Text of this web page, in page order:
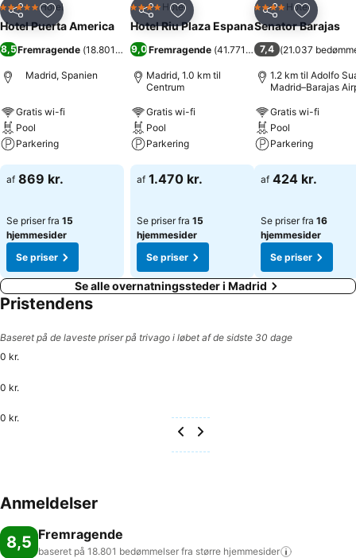
Del Føj til favoritter
5 StjernerHotel
Hotel Puerta America
8,5Fremragende (18.801 bedømmelser)
Madrid, Spanien
Gratis wi-fi
Pool
Parkering
Se priser
af 869 kr.
Se priser fra 15
hjemmesider
Se priser
Del Føj til favoritter
4 StjernerHotel
Hotel Riu Plaza Espana
9,0Fremragende (41.771 bedømmelser)
Madrid, 1.0 km til
Centrum
Gratis wi-fi
Pool
Parkering
Se priser
af 1.470 kr.
Se priser fra 15
hjemmesider
Se priser
Del Føj til
4 StjernerHotel
Senator Barajas
7,4 (21.037
1.2 km til Adolfo
Madrid–Barajas
Gratis wi-fi
Pool
Parkering
Se priser
af 424 kr.
Se priser fra 16
hjemmesider
Se priser
Se alle overnatningssteder i Madrid
Pristendens
Baseret på de laveste priser på trivago i løbet af de sidste 30 dage
0 kr.
0 kr.
0 kr.
Anmeldelser
8,5 Fremragende
baseret på 18.801 bedømmelser fra større hjemmesider